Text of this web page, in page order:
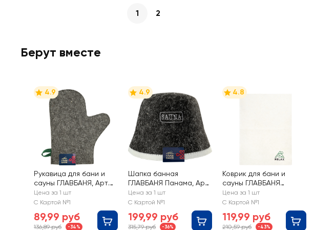
1 2
Берут вместе
4.9
Рукавица для бани и
сауны ГЛАВБАНЯ, Арт.
Б44
Цена за 1 шт
С Картой №1
89,99 руб
136,89 руб -34%
4.9
Шапка банная
ГЛАВБАНЯ Панама, Арт.
Б4540
Цена за 1 шт
С Картой №1
199,99 руб
315,79 руб -36%
4.8
Коврик для бани и
сауны ГЛАВБАНЯ
38х52см с вышивкой, в
ассортименте, Арт.
Цена за 1 шт
С Картой №1
119,99 руб
210,59 руб -43%